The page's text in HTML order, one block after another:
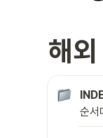
해
순서